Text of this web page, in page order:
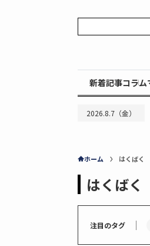
新着記事コラム
2026.8.7（金）
ホーム はくばく
はくばく
注目のタグ ｜